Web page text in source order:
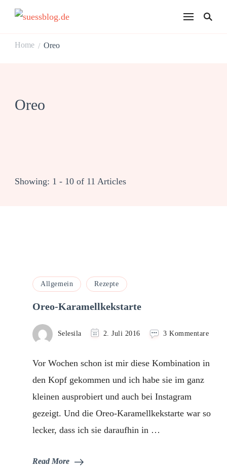
Home / Oreo
Oreo
Showing: 1 - 10 of 11 Articles
Allgemein Rezepte
Oreo-Karamellkekstarte
Selesila 2. Juli 2016 3 Kommentarezu
Vor Wochen schon ist mir diese Kombination in
den Kopf gekommen und ich habe sie im ganz
kleinen ausprobiert und auch bei Instagram
gezeigt. Und die Oreo-Karamellkekstarte war so
lecker, dass ich sie daraufhin in …
Read More